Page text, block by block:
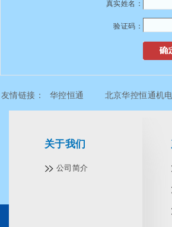
真实姓名：
验证码：
友情链接： 华控恒通 北京华控恒通机
关于我们
公司简介